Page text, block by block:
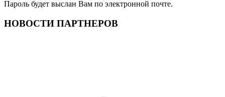
Пароль будет выслан Вам по электронной почте.
НОВОСТИ ПАРТНЕРОВ